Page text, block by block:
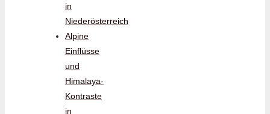
in
Niederösterreich
Alpine
Einflüsse
und
Himalaya-
Kontraste
in